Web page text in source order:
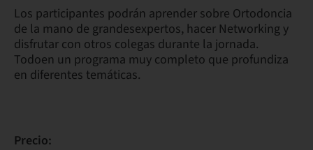
Los participantes podrán aprender sobre Ortodoncia
de la mano de grandesexpertos, hacer Networking y
disfrutar con otros colegas durante la jornada.
Todoen un programa muy completo que profundiza
en diferentes temáticas.
Precio: